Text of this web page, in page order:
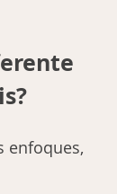
enfoques,